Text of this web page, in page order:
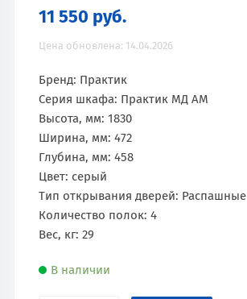
11 550 руб.
Цена обновлена: 14.04.2026
Бренд: Практик
Серия шкафа: Практик МД АМ
Высота, мм: 1830
Ширина, мм: 472
Глубина, мм: 458
Цвет: серый
Тип открывания дверей: Распашные
Количество полок: 4
Вес, кг: 29
В наличии